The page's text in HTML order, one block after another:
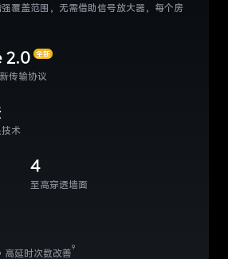
覆盖范围，无需借助信号放大器， 每个房
2.0 全新
传输协议
术
高延时次数改善
9
4
至高穿透墙面